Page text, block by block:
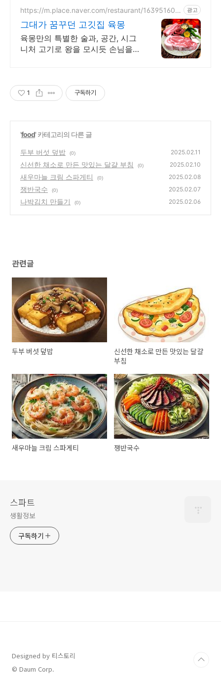
https://m.place.naver.com/restaurant/163951608
광고
그대가 꿈꾸던 고깃집 육몽
육몽만의 특별한 술과, 공간, 시그
니처 고기로 왕을 모시듯 손님을
1 구독하기
'food' 카테고리의 다른 글
두부 버섯 덮밥 (0) 2025.02.11
신선한 채소로 만든 맛있는 달걀 부침 (0) 2025.02.10
새우마늘 크림 스파게티 (0) 2025.02.08
쟁반국수 (0) 2025.02.07
나박김치 만들기 (0) 2025.02.06
관련글
두부 버섯 덮밥
신선한 채소로 만든 맛있는 달걀
부침
새우마늘 크림 스파게티 쟁반국수
스파트
생활정보
구독하기
Designed by 티스토리
© Daum Corp.